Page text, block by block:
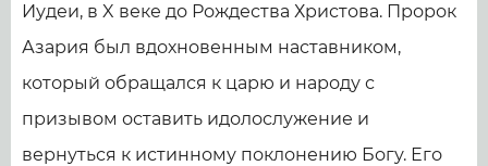
Иудеи, в X веке до Рождества Христова. Пророк
Азария был вдохновенным наставником,
который обращался к царю и народу с
призывом оставить идолослужение и
вернуться к истинному поклонению Богу. Его